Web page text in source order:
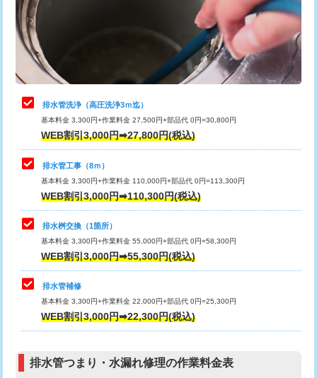
排水管工事（土の掘削・埋め戻し作
業）
11,000円~
排水管工事（排水管工事/3ｍまで） 55,000円
排水管工事（追加 排水管工事/3ｍ超
え）
マス交換（土の掘削・埋め戻し作業）
マス交換（深さ50㎝未満）
マス交換（深さ50㎝以上）
コンクリート斫り（厚さ10㎝まで）
コンクリート斫り（厚さ10㎝超え）
モルタル補修（厚さ10㎝まで）
モルタル補修（厚さ10㎝超え）
追加人工 16,500円
桝清掃 8,800円
止水・漏水調査・防水処理・清掃・修
理・調整・分解・加工など（軽作業）
11,000円
止水・漏水調査・防水処理・清掃・修
理・調整・分解・加工など（中作業）
22,000円
止水・漏水調査・防水処理・清掃・修
理・調整・分解・加工など（重作業）
33,000円
その他部品の脱着
交換・取付（タンク）
交換・取付(単水栓（壁付・デッキ
式）)
交換・取付(混合水栓（壁付・デッキ
式・ワンホール）)
16,500円+材料費
交換・取付(排水栓・排水トラップ
交換・取付（その他部品） 11,000円+材料費
排水管洗浄（高圧洗浄3ｍ迄）
基本料金 3,300円+作業料金 27,500円+部品代 0円=30,800円
WEB割引3,000円➡27,800円(税込)
排水管工事（8ｍ）
基本料金 3,300円+作業料金 110,000円+部品代 0円=113,300円
WEB割引3,000円➡110,300円(税込)
排水桝交換（1箇所）
基本料金 3,300円+作業料金 55,000円+部品代 0円=58,300円
WEB割引3,000円➡55,300円(税込)
排水管補修
基本料金 3,300円+作業料金 22,000円+部品代 0円=25,300円
WEB割引3,000円➡22,300円(税込)
排水管つまり・水漏れ修理の作業料金表